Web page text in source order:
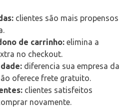
clientes são mais propensos
de carrinho: elimina a
no checkout.
diferencia sua empresa da
oferece frete gratuito.
clientes satisfeitos
novamente.